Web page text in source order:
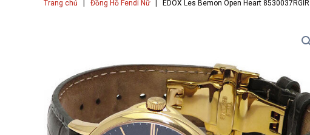
Trang chủ Đồng Hồ Fendi Nữ| EDOX Les Bemon Open Heart 8530037RGIR